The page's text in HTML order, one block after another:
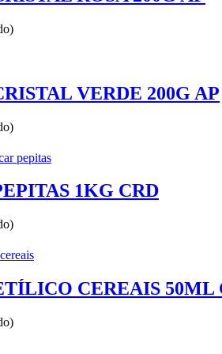
VERDE 200G AP
1KG CRD
CEREAIS 50ML